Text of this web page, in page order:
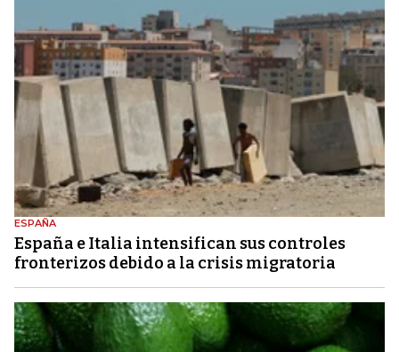
ESPAÑA
España e Italia intensifican sus controles
fronterizos debido a la crisis migratoria